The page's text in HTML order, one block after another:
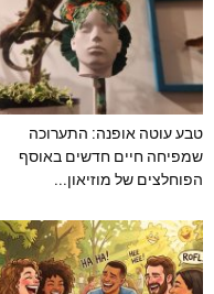
טבע עוטה אופנה: התערוכה
שמפיחה חיים חדשים באוסף
הפוחלצים של מוזיאון...